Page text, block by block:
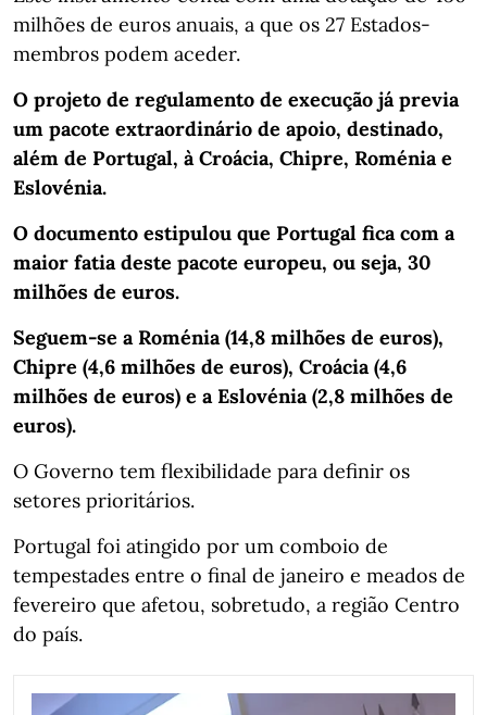
milhões de euros anuais, a que os 27 Estados-
membros podem aceder.
O projeto de regulamento de execução já previa
um pacote extraordinário de apoio, destinado,
além de Portugal, à Croácia, Chipre, Roménia e
Eslovénia.
O documento estipulou que Portugal fica com a
maior fatia deste pacote europeu, ou seja, 30
milhões de euros.
Seguem-se a Roménia (14,8 milhões de euros),
Chipre (4,6 milhões de euros), Croácia (4,6
milhões de euros) e a Eslovénia (2,8 milhões de
euros).
O Governo tem flexibilidade para definir os
setores prioritários.
Portugal foi atingido por um comboio de
tempestades entre o final de janeiro e meados de
fevereiro que afetou, sobretudo, a região Centro
do país.